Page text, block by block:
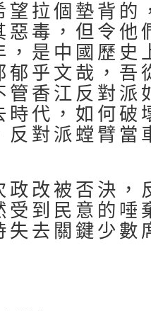
望拉個墊背的
惡毒，但令他
，是中國歷史
郁乎文哉，吾
管香江反對派
時代，如何破
反對派螳臂當
政改被否決，
受到民意的唾
失去關鍵少數